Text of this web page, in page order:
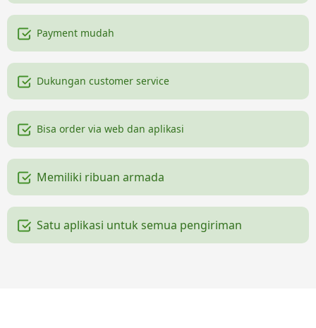
Payment mudah
Dukungan customer service
Bisa order via web dan aplikasi
Memiliki ribuan armada
Satu aplikasi untuk semua pengiriman